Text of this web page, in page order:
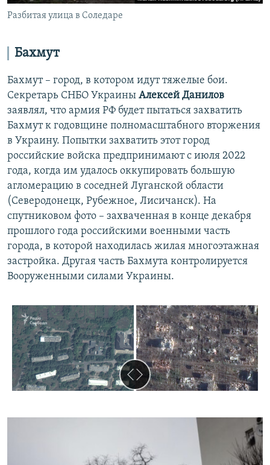
Разбитая улица в Соледаре
Бахмут
Бахмут – город, в котором идут тяжелые бои.
Секретарь СНБО Украины Алексей Данилов
заявлял, что армия РФ будет пытаться захватить
Бахмут к годовщине полномасштабного вторжения
в Украину. Попытки захватить этот город
российские войска предпринимают с июля 2022
года, когда им удалось оккупировать большую
агломерацию в соседней Луганской области
(Северодонецк, Рубежное, Лисичанск). На
спутниковом фото – захваченная в конце декабря
прошлого года российскими военными часть
города, в которой находилась жилая многоэтажная
застройка. Другая часть Бахмута контролируется
Вооруженными силами Украины.